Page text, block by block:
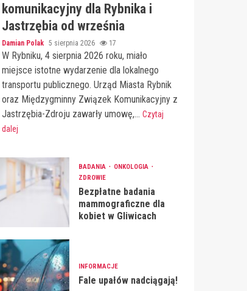
komunikacyjny dla Rybnika i
Jastrzębia od września
Damian Polak 5 sierpnia 2026 17
W Rybniku, 4 sierpnia 2026 roku, miało
miejsce istotne wydarzenie dla lokalnego
transportu publicznego. Urząd Miasta Rybnik
oraz Międzygminny Związek Komunikacyjny z
Jastrzębia-Zdroju zawarły umowę,... Czytaj
dalej
BADANIA
ONKOLOGIA
ZDROWIE
Bezpłatne badania
mammograficzne dla
kobiet w Gliwicach
INFORMACJE
Fale upałów nadciągają!